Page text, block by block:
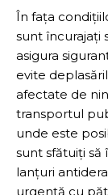
În fața
sunt încurajați
asigura
evite
afectate de
transportul
unde este
sunt sfătuiți să
lanțuri
urgență cu